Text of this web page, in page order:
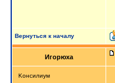
Вернуться к началу
Игорюха
Kонсилиум